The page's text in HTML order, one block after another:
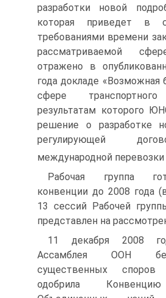
разработки новой
которая приведет в
требованиями времени
рассматриваемой
отражено в
года докладе «Возможная
сфере
результатам которого
решение о разработке
регулирующей
международной перевозки
Рабочая группа
конвенции до 2008 года
13 сессий Рабочей
представлен на
11 декабря 2008
Ассамблея ООН
существенных
одобрила